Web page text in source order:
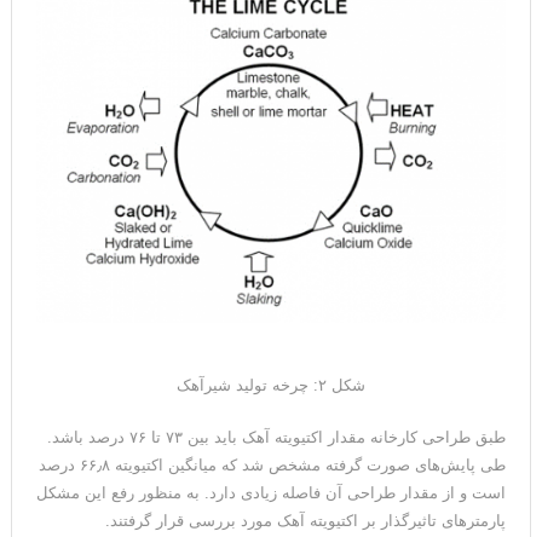
شکل ۲: چرخه تولید شیرآهک
طبق طراحی کارخانه مقدار اکتیویته آهک باید بین ۷۳ تا ۷۶ درصد باشد.
طی پایش‌های صورت گرفته مشخص شد که میانگین اکتیویته ۶۶٫۸ درصد
است و از مقدار طراحی آن فاصله زیادی دارد. به منظور رفع این مشکل
پارمترهای تاثیرگذار بر اکتیویته آهک مورد بررسی قرار گرفتند.